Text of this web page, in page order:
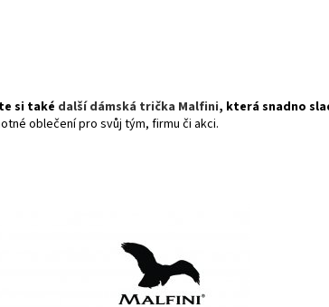
si také další dámská trička Malfini, která snadno
oblečení pro svůj tým, firmu či akci.